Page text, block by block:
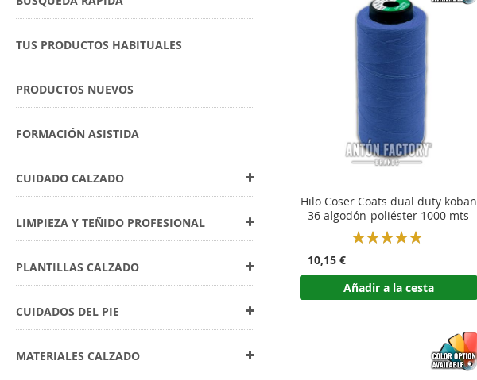
Hilo Coser Coats dual duty koban
36 algodón-poliéster 1000 mts
Rating:
10,15 €
Añadir a la cesta
TUS PRODUCTOS HABITUALES
PRODUCTOS NUEVOS
FORMACIÓN ASISTIDA
CUIDADO CALZADO
LIMPIEZA Y TEÑIDO PROFESIONAL
PLANTILLAS CALZADO
CUIDADOS DEL PIE
MATERIALES CALZADO